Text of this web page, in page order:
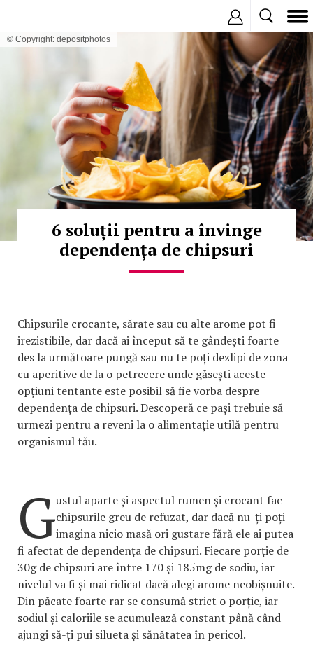
© Copyright: depositphotos
6 soluții pentru a învinge
dependența de chipsuri
Chipsurile crocante, sărate sau cu alte arome pot fi
irezistibile, dar dacă ai început să te gândești foarte
des la următoare pungă sau nu te poți dezlipi de zona
cu aperitive de la o petrecere unde găsești aceste
opțiuni tentante este posibil să fie vorba despre
dependența de chipsuri. Descoperă ce pași trebuie să
urmezi pentru a reveni la o alimentație utilă pentru
organismul tău.
Gustul aparte și aspectul rumen și crocant fac
chipsurile greu de refuzat, dar dacă nu-ți poți
imagina nicio masă ori gustare fără ele ai putea
fi afectat de dependența de chipsuri. Fiecare porție de
30g de chipsuri are între 170 și 185mg de sodiu, iar
nivelul va fi și mai ridicat dacă alegi arome neobișnuite.
Din păcate foarte rar se consumă strict o porție, iar
sodiul și caloriile se acumulează constant până când
ajungi să-ți pui silueta și sănătatea în pericol.